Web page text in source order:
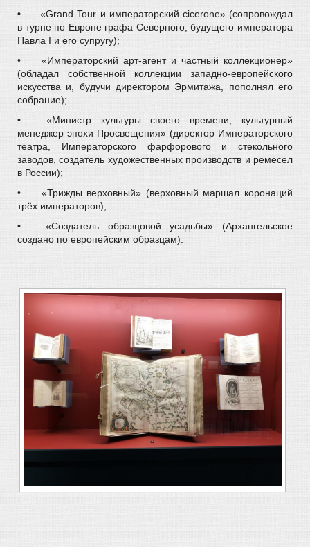
•
«Grand Tour и императорский cicerone» (сопровождал
в турне по Европе графа Северного, будущего императора
Павла I и его супругу);
•
«Императорский арт-агент и частный коллекционер»
(обладал собственной коллекции западно-европейского
искусства и, будучи директором Эрмитажа, пополнял его
собрание);
•
«Министр культуры своего времени, культурный
менеджер эпохи Просвещения» (директор Императорского
театра, Императорского фарфорового и стекольного
заводов, создатель художественных производств и ремесел
в России);
•
«Трижды верховный» (верховный маршал коронаций
трёх императоров);
•
«Создатель образцовой усадьбы» (Архангельское
создано по европейским образцам).